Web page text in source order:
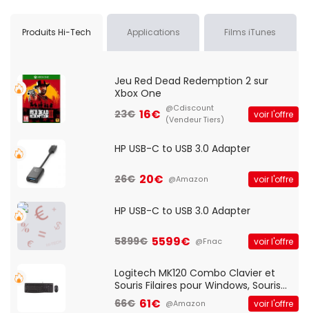
Produits Hi-Tech Applications Films iTunes
Jeu Red Dead Redemption 2 sur
Xbox One
23€ 16€ @Cdiscount
(Vendeur Tiers)
voir l'offre
HP USB-C to USB 3.0 Adapter
26€ 20€ @Amazon voir l'offre
HP USB-C to USB 3.0 Adapter
5899€ 5599€ @Fnac voir l'offre
Logitech MK120 Combo Clavier et
Souris Filaires pour Windows, Souris
Optique Filaire, Connexion USB Plug
66€ 61€ @Amazon voir l'offre